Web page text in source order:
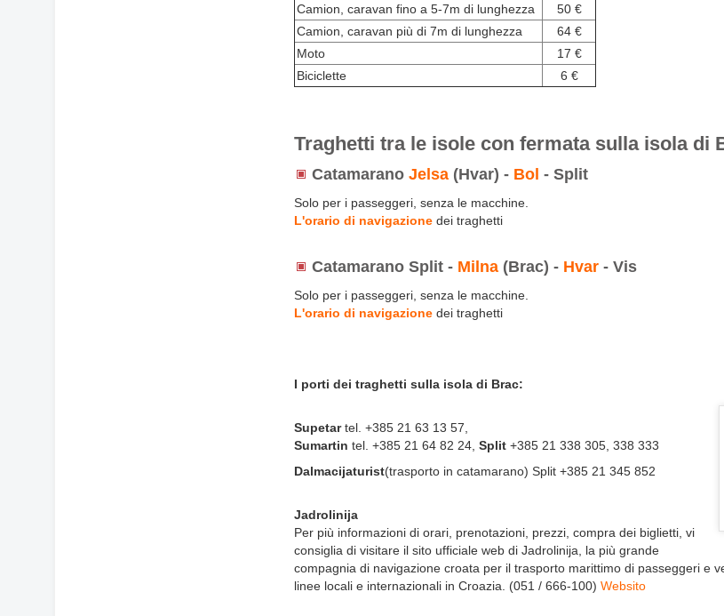
Camion, caravan fino a 5-7m di lunghezza
50 €
Camion, caravan più di 7m di lunghezza
64 €
Moto
17 €
Biciclette
6 €
Traghetti tra le isole confermata sulla isola di
CatamaranoJelsa (Hvar) - Bol - Split
Solo per i passeggeri, senza le macchine.
L'orario di navigazione dei traghetti
Catamarano Split - Milna (Brac) - Hvar - Vis
Solo per i passeggeri, senza le macchine.
L'orario di navigazione dei traghetti
I porti dei traghetti sulla isola di Brac:
Supetar tel. +385 21 63 13 57
Sumartin tel. +385 21 64 82 24 ,Split +385 21 338 305, 338 333
Dalmacijaturist(trasporto in catamarano) Split +385 21 345 852
Jadrolinija
Per più informazioni di orari, prenotazioni, prezzi, compra dei biglietti, vi
consiglia di visitare il sito ufficiale web di Jadrolinija, la più grande
compagnia di navigazione croata per il trasporto marittimo di passeggeri e
linee locali e internazionali in Croazia. (051 / 666-100)Websito